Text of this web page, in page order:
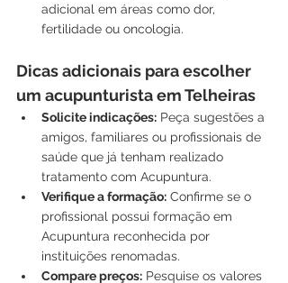
adicional em áreas como dor,
fertilidade ou oncologia.
Dicas adicionais para escolher
um acupunturista em Telheiras
Solicite indicações: Peça sugestões a
amigos, familiares ou profissionais de
saúde que já tenham realizado
tratamento com Acupuntura.
Verifique a formação: Confirme se o
profissional possui formação em
Acupuntura reconhecida por
instituições renomadas.
Compare preços: Pesquise os valores